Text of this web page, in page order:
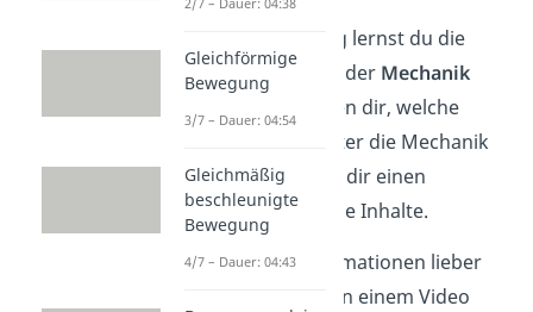
In diesem Beitrag lernst du die
Untergliederung derMechanik
kennen Wir zeigen dir, welche
Fachbereiche unter die Mechanik
fallen und geben dir einen
Überblick über die Inhalte.
Falls du die Informationen lieber
kurz und knapp in einem Video
Gleichförmige
Bewegung
3/7 – Dauer: 04:54
Gleichmäßig
beschleunigte
Bewegung
4/7 – Dauer: 04:43